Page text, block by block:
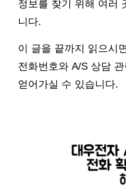
정보를 찾기 위해 여러
니다.
이 글을 끝까지 읽으시
전화번호와 A/S 상담
얻어가실 수 있습니다.